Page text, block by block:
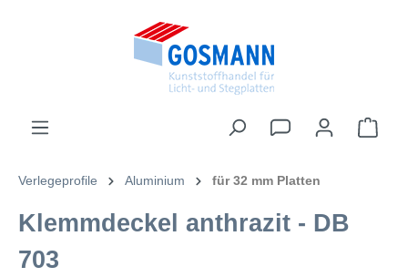
Verlegeprofile Aluminium für 32 mm Platten
Klemmdeckel anthrazit - DB
703